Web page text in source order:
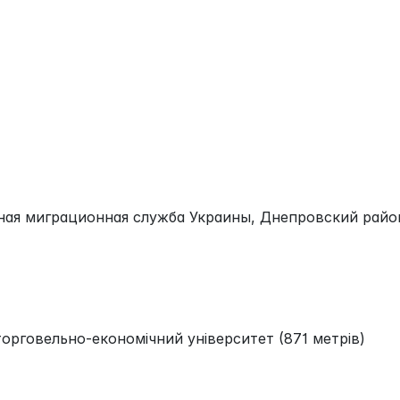
миграционная служба Украины, Днепровский
економічний університет (871 метрів)